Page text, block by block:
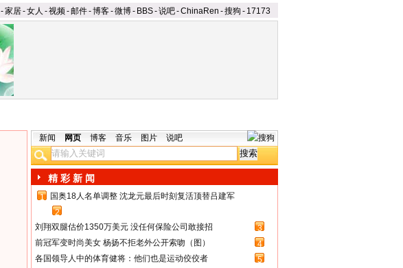
-家居-女人 -视频-邮件-博客-微博- BBS-说吧-ChinaRen -搜狗 - 17173
新闻 网页 博客 音乐 图片 说吧
精 彩 新 闻
1
国奥18人名单调整 沈龙元最后时刻复活顶替吕建军
2
刘翔双腿估价1350万美元 没任何保险公司敢接招
3
前冠军变时尚美女 杨扬不拒老外公开索吻（图）
4
各国领导人中的体育健将：他们也是运动佼佼者
5